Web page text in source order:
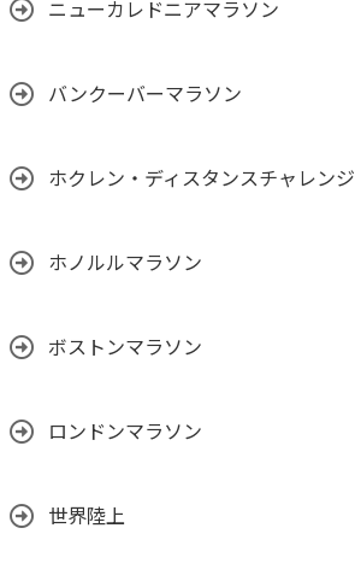
ニューカレドニアマラソン
バンクーバーマラソン
ホクレン・ディスタンスチャレンジ
ホノルルマラソン
ボストンマラソン
ロンドンマラソン
世界陸上